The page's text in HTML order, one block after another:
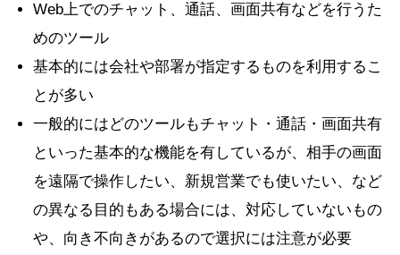
Web上でのチャット、通話、画面共有などを行うた
めのツール
基本的には会社や部署が指定するものを利用するこ
とが多い
一般的にはどのツールもチャット・通話・画面共有
といった基本的な機能を有しているが、相手の画面
を遠隔で操作したい、新規営業でも使いたい、など
の異なる目的もある場合には、対応していないもの
や、向き不向きがあるので選択には注意が必要